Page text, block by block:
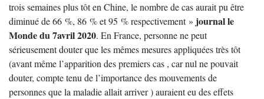
trois semaines plus tôt en Chine, le nombre de cas aurait pu être
diminué de 66 %, 86 % et 95 % respectivement » journal le
Monde du 7avril 2020. En France, personne ne peut
sérieusement douter que les mêmes mesures appliquées très tôt
(avant même l’apparition des premiers cas , car nul ne pouvait
douter, compte tenu de l’importance des mouvements de
personnes que la maladie allait arriver ) auraient eu des effets